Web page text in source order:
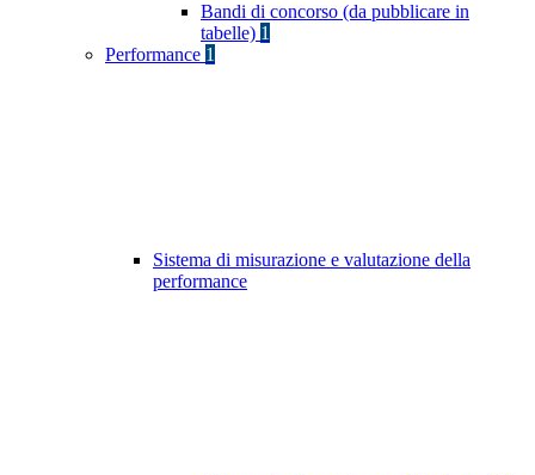
Bandi di concorso (da pubblicare in
tabelle) 1
Performance 1
Sistema di misurazione e valutazione della
performance